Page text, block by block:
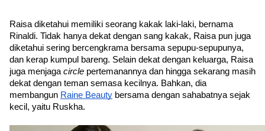
Raisa diketahui memiliki seorang kakak laki-laki, bernama
Rinaldi. Tidak hanya dekat dengan sang kakak, Raisa pun juga
diketahui sering bercengkrama bersama sepupu-sepupunya,
dan kerap kumpul bareng. Selain dekat dengan keluarga, Raisa
juga menjaga circle pertemanannya dan hingga sekarang masih
dekat dengan teman semasa kecilnya. Bahkan, dia
membangun Raine Beauty bersama dengan sahabatnya sejak
kecil, yaitu Ruskha.